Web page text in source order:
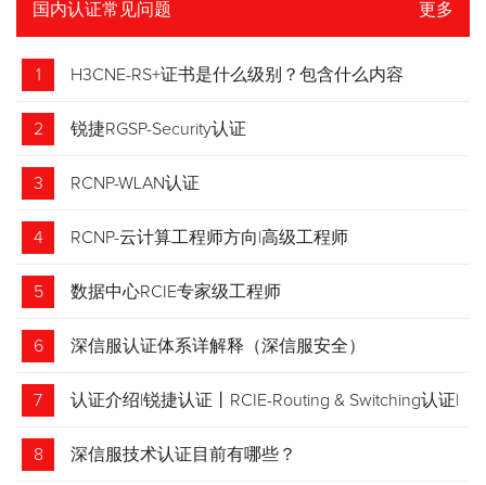
国内认证常见问题 更多
1 H3CNE-RS+证书是什么级别？包含什么内容
2 锐捷RGSP-Security认证
3 RCNP-WLAN认证
4 RCNP-云计算工程师方向|高级工程师
5 数据中心RCIE专家级工程师
6 深信服认证体系详解释（深信服安全）
7 认证介绍|锐捷认证丨RCIE-Routing & Switching认证|
专家级网络工程师
8 深信服技术认证目前有哪些？